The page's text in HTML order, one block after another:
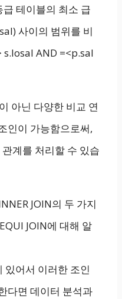
테이블의 최소 급
사이의 범위를 비
s.losal AND =<p.sal
아닌 다양한 비교 연
인이 가능함으로써,
계를 처리할 수 있습
JOIN의 두 가지
JOIN에 대해 알
있어서 이러한 조인
다면 데이터 분석과